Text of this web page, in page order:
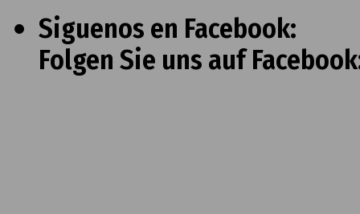
Siguenos en Facebook:
Folgen Sie uns auf